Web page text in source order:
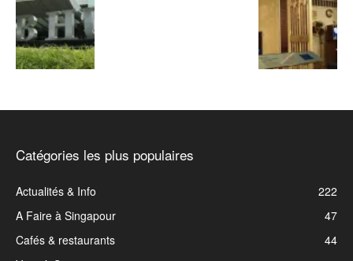
Catégories les plus populaires
Actualités & Info
222
A Faire à Singapour
47
Cafés & restaurants
44